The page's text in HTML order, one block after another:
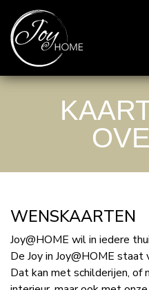
WENSKAARTEN
Joy@HOME wil in iedere
De Joy in Joy@HOME staat
Dat kan met schilderijen, of